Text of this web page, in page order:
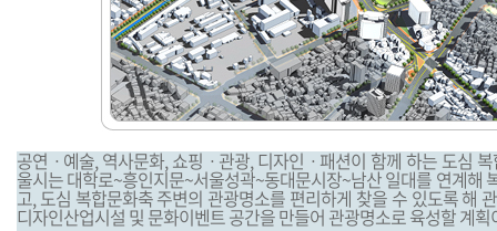
공연ㆍ예술, 역사문화, 쇼핑ㆍ관광, 디자인ㆍ패션이 함께 하는 도심
울시는 대학로~흥인지문~서울성곽~동대문시장~남산 일대를 연계해
고, 도심 복합문화축 주변의 관광명소를 편리하게 찾을 수 있도록 해
디자인산업시설 및 문화이벤트 공간을 만들어 관광명소로 육성할 계획